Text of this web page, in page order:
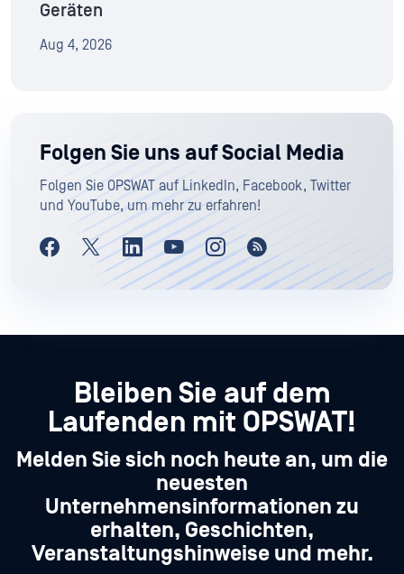
Geräten
Aug 4, 2026
Folgen Sie uns auf Social Media
Folgen Sie OPSWAT auf LinkedIn, Facebook, Twitter
und YouTube, um mehr zu erfahren!
Bleiben Sie auf dem
Laufenden mit OPSWAT!
Melden Sie sich noch heute an, um die
neuesten
Unternehmensinformationen zu
erhalten, Geschichten,
Veranstaltungshinweise und mehr.